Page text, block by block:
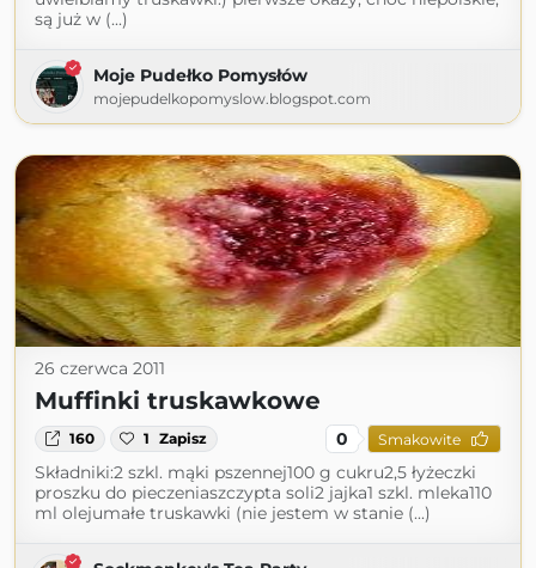
są już w (...)
Moje Pudełko Pomysłów
mojepudelkopomyslow.blogspot.com
26 czerwca 2011
Muffinki truskawkowe
160 1 Zapisz 0 Smakowite
Składniki:2 szkl. mąki pszennej100 g cukru2,5 łyżeczki
proszku do pieczeniaszczypta soli2 jajka1 szkl. mleka110
ml olejumałe truskawki (nie jestem w stanie (...)